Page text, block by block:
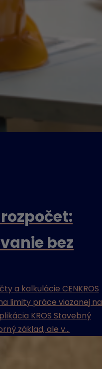
bez
a kalkulácie CENKROS
limity práce viazanej na
KROS Stavebný
základ, ale v...